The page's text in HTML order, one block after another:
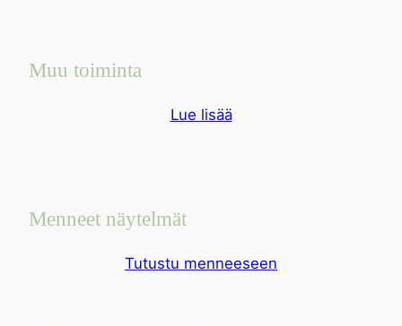
Muu toiminta
Lue lisää
Menneet näytelmät
Tutustu menneeseen